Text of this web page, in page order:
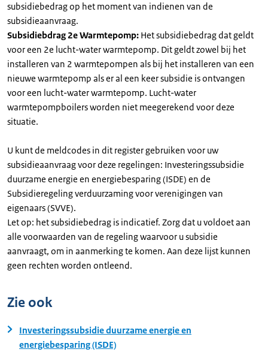
subsidiebedrag op het moment van indienen van de
subsidieaanvraag.
Subsidiebdrag 2e Warmtepomp: Het subsidiebedrag dat geldt
voor een 2e lucht-water warmtepomp. Dit geldt zowel bij het
installeren van 2 warmtepompen als bij het installeren van een
nieuwe warmtepomp als er al een keer subsidie is ontvangen
voor een lucht-water warmtepomp. Lucht-water
warmtepompboilers worden niet meegerekend voor deze
situatie.
U kunt de meldcodes in dit register gebruiken voor uw
subsidieaanvraag voor deze regelingen: Investeringssubsidie
duurzame energie en energiebesparing (ISDE) en de
Subsidieregeling verduurzaming voor verenigingen van
eigenaars (SVVE).
Let op: het subsidiebedrag is indicatief. Zorg dat u voldoet aan
alle voorwaarden van de regeling waarvoor u subsidie
aanvraagt, om in aanmerking te komen. Aan deze lijst kunnen
geen rechten worden ontleend.
Zie ook
Investeringssubsidie duurzame energie en
energiebesparing (ISDE)